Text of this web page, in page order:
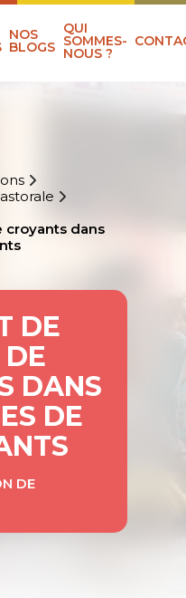
NOS
BLOGS
QUI
SOMMES-
NOUS ?
croyants dans
DE
DE
DANS
DE
DE